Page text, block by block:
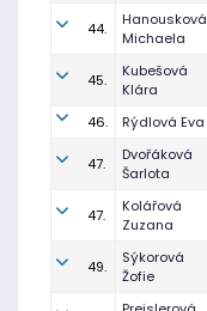
44.
Hanousková
Michaela
45.
Kubešová
Klára
46. Rýdlová Eva
47.
Dvořáková
Šarlota
47.
Kolářová
Zuzana
49.
Sýkorová
Žofie